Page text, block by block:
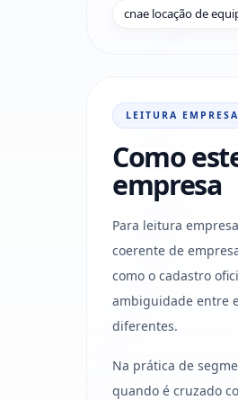
cnae locação de
LEITURA
Como
empresa
Para leitura
coerente de
como o cadastro
ambiguidade entre
diferentes.
Na prática de
quando é cruzado